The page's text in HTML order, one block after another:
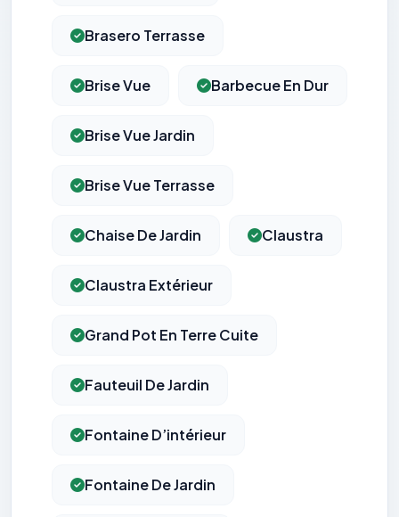
Brasero Terrasse
Brise Vue Barbecue En Dur
Brise Vue Jardin
Brise Vue Terrasse
Chaise De Jardin Claustra
Claustra Extérieur
Grand Pot En Terre Cuite
Fauteuil De Jardin
Fontaine D’intérieur
Fontaine De Jardin